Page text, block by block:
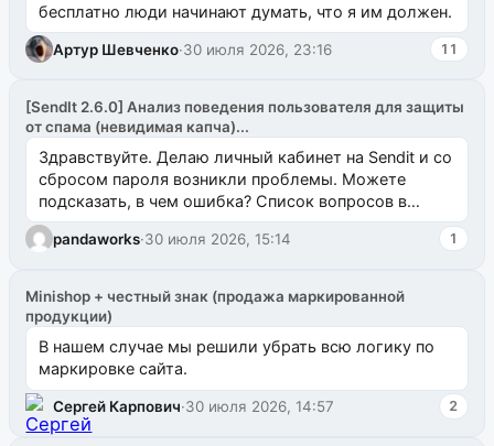
бесплатно люди начинают думать, что я им должен.
Артур Шевченко·30 июля 2026, 23:16 11
[SendIt 2.6.0] Анализ поведения пользователя для защиты
от спама (невидимая капча)...
Здравствуйте. Делаю личный кабинет на Sendit и со
сбросом пароля возникли проблемы. Можете
подсказать, в чем ошибка? Список вопросов в
одноименном разделе на modx.pro пока пуст, и,...
pandaworks·30 июля 2026, 15:14 1
Minishop + честный знак (продажа маркированной
продукции)
В нашем случае мы решили убрать всю логику по
маркировке сайта.
Сергей Карпович·30 июля 2026, 14:57 2